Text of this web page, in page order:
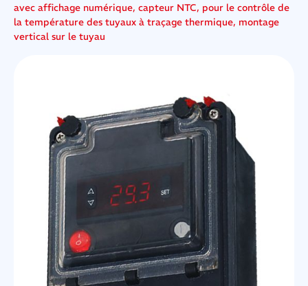
avec affichage numérique, capteur NTC, pour le contrôle de
la température des tuyaux à traçage thermique, montage
vertical sur le tuyau